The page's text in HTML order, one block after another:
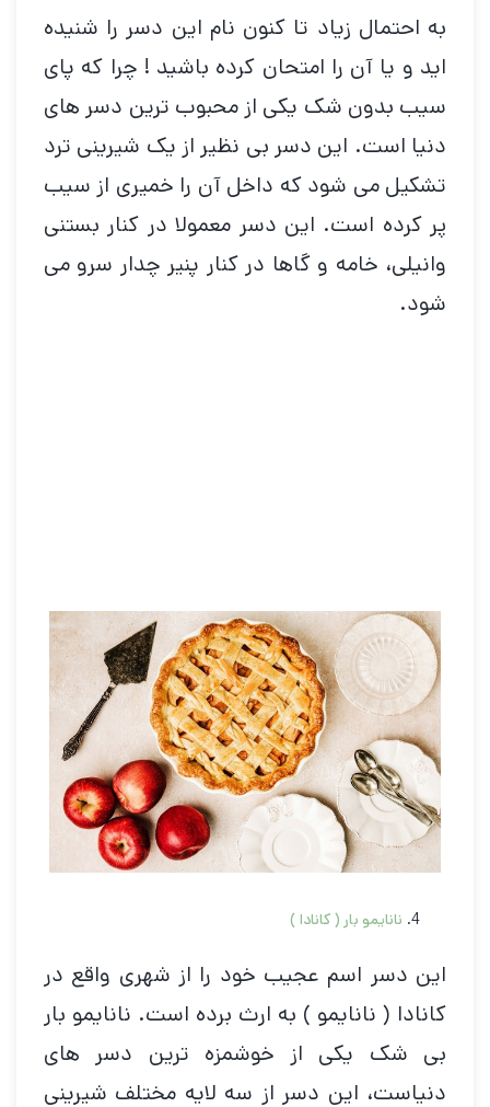
به احتمال زیاد تا کنون نام این دسر را شنیده
اید و یا آن را امتحان کرده باشید ! چرا که پای
سیب بدون شک یکی از محبوب ترین دسر های
دنیا است. این دسر بی نظیر از یک شیرینی ترد
تشکیل می شود که داخل آن را خمیری از سیب
پر کرده است. این دسر معمولا در کنار بستنی
وانیلی، خامه و گاها در کنار پنیر چدار سرو می
شود.
نانایمو بار ( کانادا )
این دسر اسم عجیب خود را از شهری واقع در
کانادا ( نانایمو ) به ارث برده است. نانایمو بار
بی شک یکی از خوشمزه ترین دسر های
دنیاست، این دسر از سه لایه مختلف شیرینی